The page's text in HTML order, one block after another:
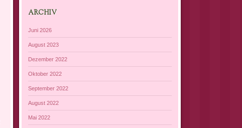
ARCHIV
Juni 2026
August 2023
Dezember 2022
Oktober 2022
September 2022
August 2022
Mai 2022